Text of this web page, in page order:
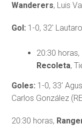
Wanderers, Luis
Gol: 1-0, 32′
20:30 horas,
Recoleta,
Goles: 1-0, 33′
Carlos González
20:30 horas,